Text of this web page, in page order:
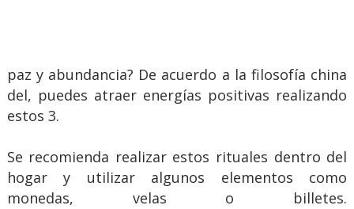
paz y abundancia? De acuerdo a la filosofía china
del, puedes atraer energías positivas realizando
estos 3.
Se recomienda realizar estos rituales dentro del
hogar y utilizar algunos elementos como
monedas, velas o billetes.